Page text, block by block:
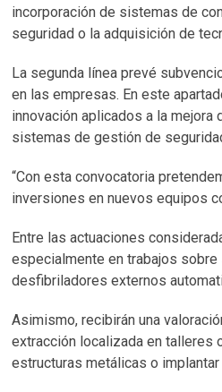
incorporación de sistemas de
seguridad o la adquisición de
La segunda línea prevé
en las empresas. En este
innovación aplicados a la
sistemas de gestión de
“Con esta convocatoria
inversiones en nuevos equipos
Entre las actuaciones
especialmente en trabajos
desfibriladores externos
Asimismo, recibirán una
extracción localizada en talleres
estructuras metálicas o